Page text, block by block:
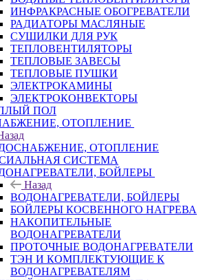
ИНФРАКРАСНЫЕ ОБОГРЕВАТЕЛИ
РАДИАТОРЫ МАСЛЯНЫЕ
СУШИЛКИ ДЛЯ РУК
ТЕПЛОВЕНТИЛЯТОРЫ
ТЕПЛОВЫЕ ЗАВЕСЫ
ТЕПЛОВЫЕ ПУШКИ
ЭЛЕКТРОКАМИНЫ
ЭЛЕКТРОКОНВЕКТОРЫ
ПОЛ
ОТОПЛЕНИЕ
ОТОПЛЕНИЕ
СИСТЕМА
БОЙЛЕРЫ
Назад
ВОДОНАГРЕВАТЕЛИ, БОЙЛЕРЫ
БОЙЛЕРЫ КОСВЕННОГО НАГРЕВА
НАКОПИТЕЛЬНЫЕ
ВОДОНАГРЕВАТЕЛИ
ПРОТОЧНЫЕ ВОДОНАГРЕВАТЕЛИ
ТЭН И КОМПЛЕКТУЮЩИЕ К
ВОДОНАГРЕВАТЕЛЯМ